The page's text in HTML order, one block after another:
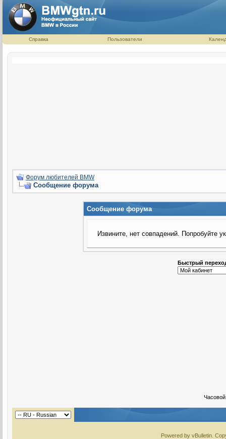
Справка Пользователи
Форум любителей BMW
Сообщение форума
Сообщение форума
Извините, нет совпадений. Попробуйте
Быстрый
Powered by vBulletin.